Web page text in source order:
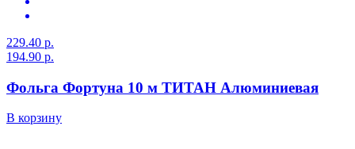
229.40 р.
194.90 р.
Фольга Фортуна 10 м ТИТАН Алюминиевая
В корзину